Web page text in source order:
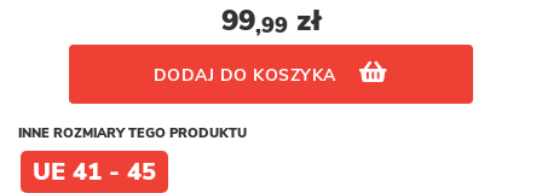
99,99zł
DODAJ DO KOSZYKA
INNE ROZMIARY TEGO PRODUKTU
UE 41 - 45